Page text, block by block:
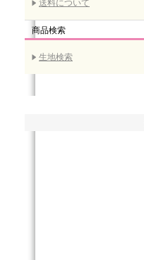
送料について
商品検索
生地検索